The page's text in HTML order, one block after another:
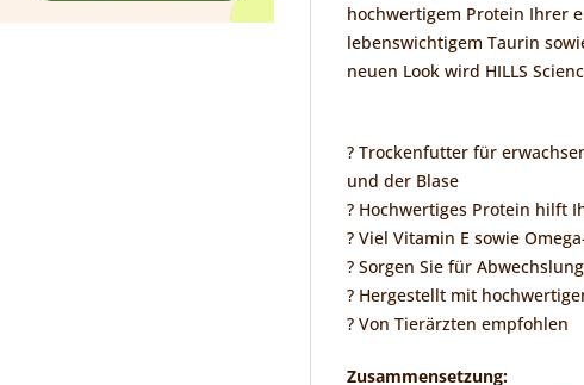
hochwertigem Protein Ihrer
lebenswichtigem Taurin
neuen Look wird HILLS
? Trockenfutter für
und der Blase
? Hochwertiges Protein hilft
? Viel Vitamin E sowie
? Sorgen Sie für
? Hergestellt mit
? Von Tierärzten empfohlen
Zusammensetzung: